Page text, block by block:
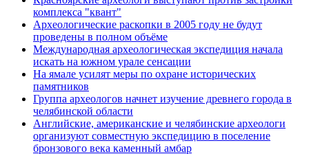
комплекса "квант"
Археологические раскопки в 2005 году не будут
проведены в полном объёме
Международная археологическая экспедиция начала
искать на южном урале сенсации
На ямале усилят меры по охране исторических
памятников
Группа археологов начнет изучение древнего города в
челябинской области
Английские, американские и челябинские археологи
организуют совместную экспедицию в поселение
бронзового века каменный амбар